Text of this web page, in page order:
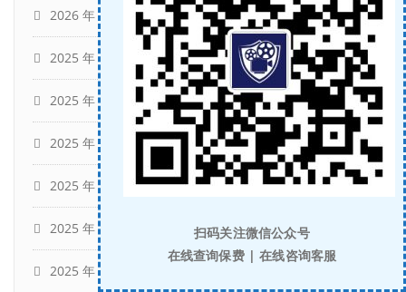
2026 年 1 月 (9)
2025 年 12 月
2025 年 11 月 (3)
2025 年 10 月 (9)
2025 年 9 月 (10)
2025 年 8 月
2025 年 7 月
扫码关注微信公众号
在线查询保费 | 在线咨询客服